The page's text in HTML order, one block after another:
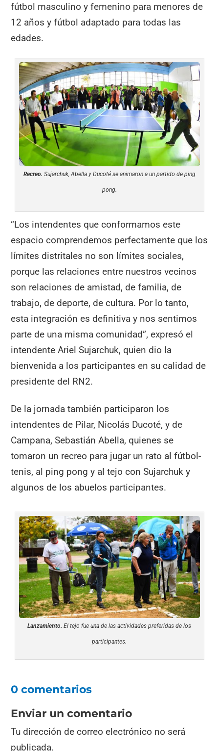
fútbol masculino y femenino para menores de
12 años y fútbol adaptado para todas las
edades.
Recreo. Sujarchuk, Abella y Ducoté se animaron a un partido de ping
pong.
“Los intendentes que conformamos este
espacio comprendemos perfectamente que los
límites distritales no son límites sociales,
porque las relaciones entre nuestros vecinos
son relaciones de amistad, de familia, de
trabajo, de deporte, de cultura. Por lo tanto,
esta integración es definitiva y nos sentimos
parte de una misma comunidad”, expresó el
intendente Ariel Sujarchuk, quien dio la
bienvenida a los participantes en su calidad de
presidente del RN2.
De la jornada también participaron los
intendentes de Pilar, Nicolás Ducoté, y de
Campana, Sebastián Abella, quienes se
tomaron un recreo para jugar un rato al fútbol-
tenis, al ping pong y al tejo con Sujarchuk y
algunos de los abuelos participantes.
Lanzamiento. El tejo fue una de las actividades preferidas de los
participantes.
0 comentarios
Enviar un comentario
Tu dirección de correo electrónico no será
publicada.